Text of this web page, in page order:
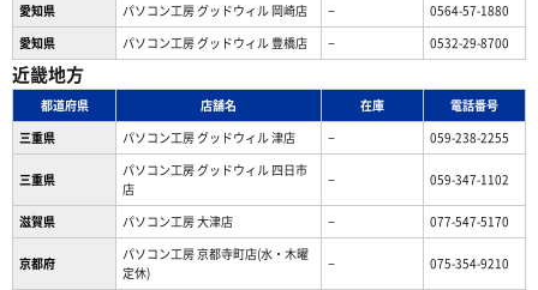
愛知県
パソコン工房 グッドウィル 岡崎店 −
0564-57-1880
愛知県
パソコン工房 グッドウィル 豊橋店 − 0532-29-8700
近畿地方
都道府県 店舗名 在庫
電話番号
三重県
パソコン工房 グッドウィル 津店 − 059-238-2255
三重県
パソコン工房 グッドウィル 四日市
店
− 059-347-1102
滋賀県 パソコン工房 大津店 − 077-547-5170
京都府
パソコン工房 京都寺町店(水・木曜
定休)
− 075-354-9210